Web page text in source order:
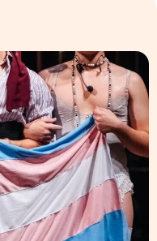
trans em Manaus